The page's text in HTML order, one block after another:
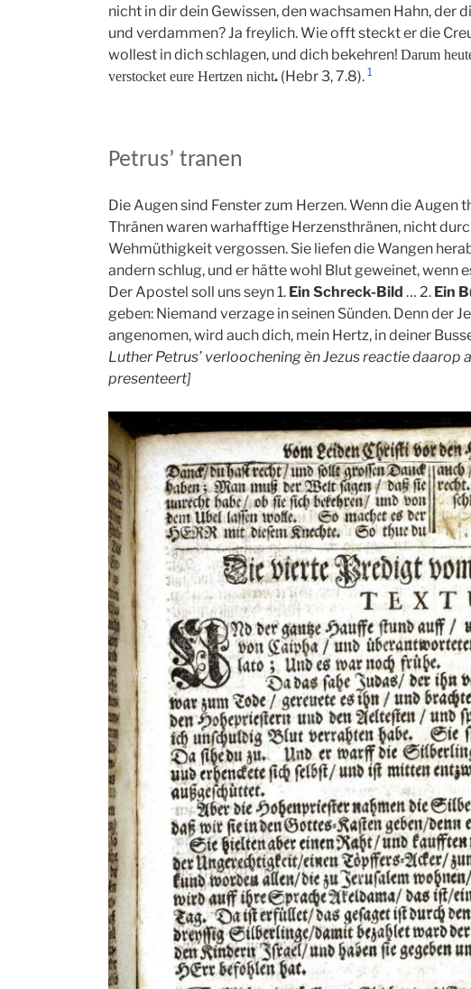
nicht in dir dein Gewissen, den wachsamen Hahn, der
und verdammen? Ja freylich. Wie offt steckt er die
wollest in dich schlagen, und dich bekehren! Darum
verstocket eure Hertzen nicht. (Hebr 3, 7.8). 1
Petrus’ tranen
Die Augen sind Fenster zum Herzen. Wenn die Augen
Thränen waren warhafftige Herzensthränen, nicht
Wehmüthigkeit vergossen. Sie liefen die Wangen
andern schlug, und er hätte wohl Blut geweinet, wenn
Der Apostel soll uns seyn 1. Ein Schreck-Bild … 2. Ein
geben: Niemand verzage in seinen Sünden. Denn der
angenomen, wird auch dich, mein Hertz, in deiner
Luther Petrus’ verloochening èn Jezus reactie
presenteert]